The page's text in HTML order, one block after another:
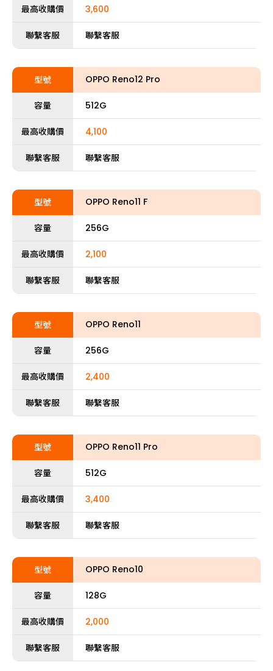
最高收購價 3,600
聯繫客服 聯繫客服
型號 OPPO Reno12 Pro
容量 512G
最高收購價 4,100
聯繫客服 聯繫客服
型號 OPPO Reno11 F
容量 256G
最高收購價 2,100
聯繫客服 聯繫客服
型號 OPPO Reno11
容量 256G
最高收購價 2,400
聯繫客服 聯繫客服
型號 OPPO Reno11 Pro
容量 512G
最高收購價 3,400
聯繫客服 聯繫客服
型號 OPPO Reno10
容量 128G
最高收購價 2,000
聯繫客服 聯繫客服